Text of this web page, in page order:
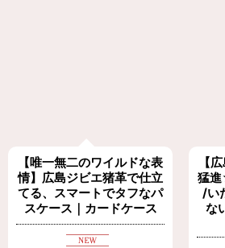
【唯一無二のワイルドな表
情】広島ジビエ猪革で仕立
てる、スマートでタフなパ
スケース｜カードケース
【
猛
/い
な